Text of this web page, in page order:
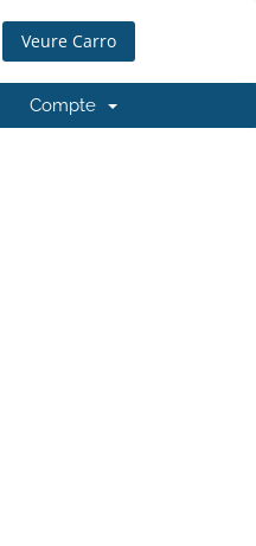
Veure Carro
Compte